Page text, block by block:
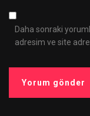
Daha sonraki
adresim ve site